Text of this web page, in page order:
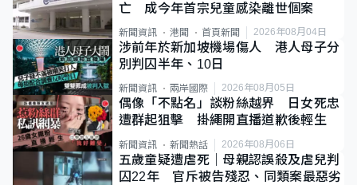
亡 成今年首宗兒童感染離世個案
新聞資訊 港聞 首頁新聞 2026年08月04日
涉前年於新加坡機場傷人 港人母子分
別判囚半年、10日
新聞資訊 兩岸國際 2026年08月05日
偶像「不點名」談粉絲越界 日女死忠
遭群起狙擊 掛繩開直播道歉後輕生
新聞資訊 新聞熱話 2026年08月06日
五歲童疑遭虐死｜母親認誤殺及虐兒判
囚22年 官斥被告殘忍、同類案最惡劣